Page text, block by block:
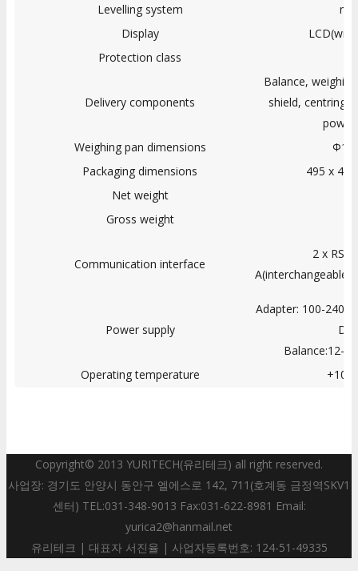
Levelling system
Display
Protection class
Delivery components
Balance,
shield, centring
power
Weighing pan dimensions
Packaging dimensions
495 x
Net weight
Gross weight
Communication interface
2 x
Power supply
Adapter: 100-240V
DC
Balance:12-
Operating temperature
+10
Copyright© 2013 YURITECH(유리테크) all right reserved.
사업장: 경기도 안양시 동안구 엘에스로 142, 711(호계동 금정역SKV1
센터) TEL:031-348-9013 Fax:031-622-8981 Email:
yurica2@hanmail.net
유리테크 | 대표자 서진율 | 사업자등록번호: 124-51-49335